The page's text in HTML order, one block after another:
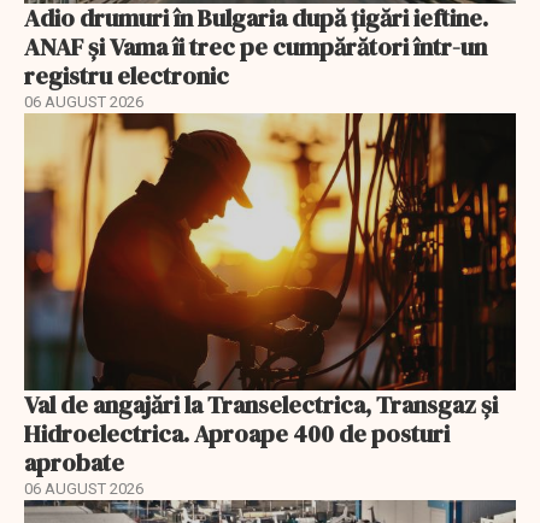
Adio drumuri în Bulgaria după țigări ieftine.
ANAF și Vama îi trec pe cumpărători într-un
registru electronic
06 AUGUST 2026
Val de angajări la Transelectrica, Transgaz și
Hidroelectrica. Aproape 400 de posturi
aprobate
06 AUGUST 2026